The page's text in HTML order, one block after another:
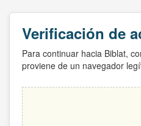
Verificación de
Para continuar hacia Biblat,
proviene de un navegador